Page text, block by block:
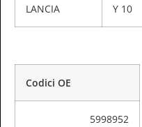
LANCIA Y 10
Codici OE
5998952